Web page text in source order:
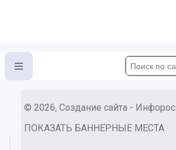
© 2026, Создание сайта - Инфорос
ПОКАЗАТЬ БАННЕРНЫЕ МЕСТА